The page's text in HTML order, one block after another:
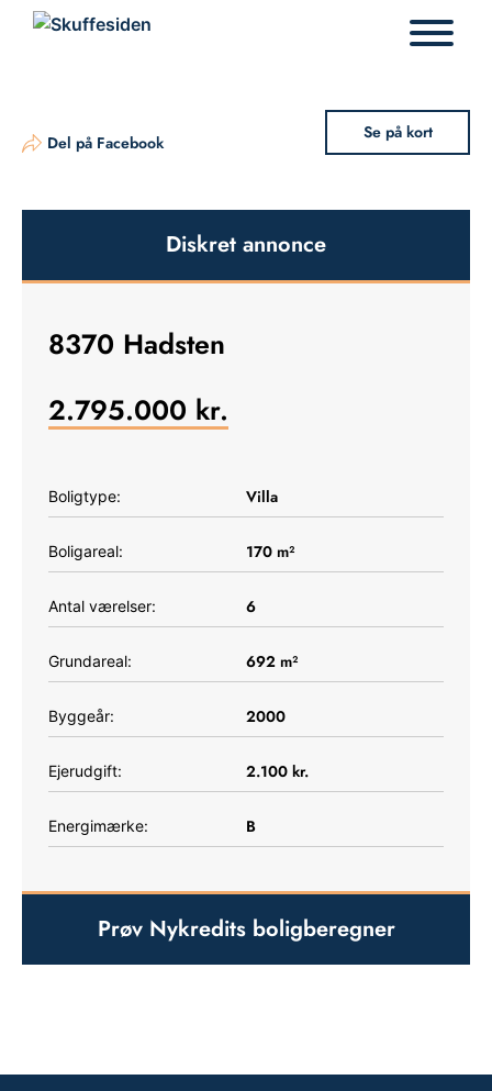
Del på Facebook Se på kort
Diskret annonce
8370 Hadsten
2.795.000 kr.
Boligtype: Villa
Boligareal: 170 m²
Antal værelser: 6
Grundareal: 692 m²
Byggeår: 2000
Ejerudgift: 2.100 kr.
Energimærke: B
Prøv Nykredits boligberegner